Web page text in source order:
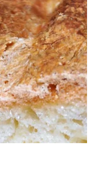
OLIVOVÝ
a to díky olivám. Měla jsem doma
že tam byl, snad i česnek.
vybere...